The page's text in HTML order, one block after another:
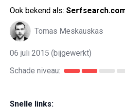
Ook bekend als:
Tomas Meskauskas
06 juli 2015 (bijgewerkt)
Schade niveau:
Snelle links: